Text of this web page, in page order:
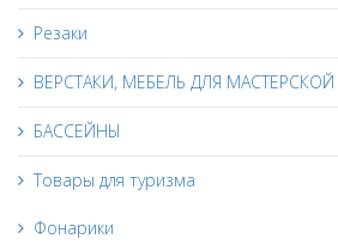
Резаки
ВЕРСТАКИ, МЕБЕЛЬ ДЛЯ МАСТЕРСКОЙ
БАССЕЙНЫ
Товары для туризма
Фонарики